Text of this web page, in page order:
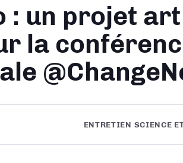
: un projet
la
ENTRETIEN SCIENCE